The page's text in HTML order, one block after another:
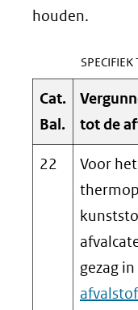
houden.
Cat.
Bal.
tot de
22
Voor
gezag